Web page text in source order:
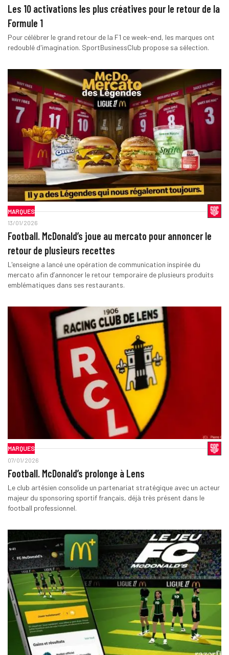
Les 10 activations les plus créatives pour le retour de la
Formule 1
Pour célébrer le grand retour de la F1 ce week-end, les marques ont
redoublé d'imagination. SportBusinessClub propose sa sélection.
MARQUES
13/01/2026
Football. McDonald’s joue au mercato pour annoncer le
retour de plusieurs recettes
L'enseigne a lancé une opération de communication inspirée du
mercato afin d’annoncer le retour temporaire de plusieurs produits
emblématiques dans ses restaurants.
MARQUES
07/01/2026
Football. McDonald’s prolonge à Lens
Le club artésien consolide un partenariat stratégique avec un acteur
majeur du sponsoring sportif français, déjà très présent dans le
football professionnel.